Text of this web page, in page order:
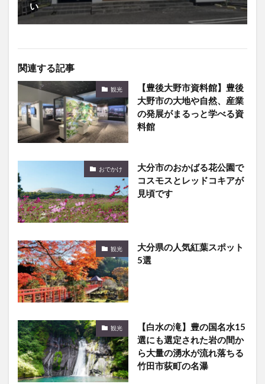
い
関連する記事
観光
【豊後大野市資料館】豊後
大野市の大地や自然、産業
の発展がまるっと学べる資
料館
おでかけ
大分市のおかばる花公園で
コスモスとレッドコキアが
見頃です
観光
大分県の人気紅葉スポット
5選
観光
【白水の滝】豊の国名水15
選にも選定された岩の間か
ら大量の湧水が流れ落ちる
竹田市荻町の名瀑